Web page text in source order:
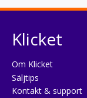
Klicket
Om Klicket
Säljtips
Kontakt & support